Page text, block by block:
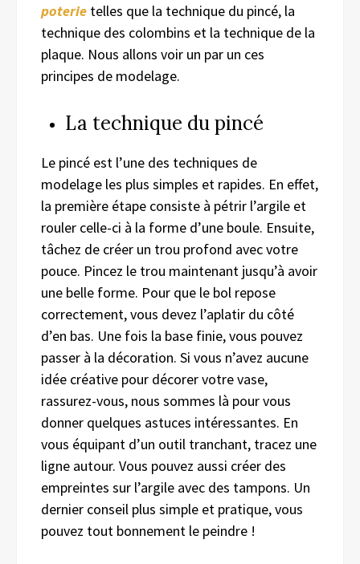
poterie telles que la technique du pincé, la
technique des colombins et la technique de la
plaque. Nous allons voir un par un ces
principes de modelage.
La technique du pincé
Le pincé est l’une des techniques de
modelage les plus simples et rapides. En effet,
la première étape consiste à pétrir l’argile et
rouler celle-ci à la forme d’une boule. Ensuite,
tâchez de créer un trou profond avec votre
pouce. Pincez le trou maintenant jusqu’à avoir
une belle forme. Pour que le bol repose
correctement, vous devez l’aplatir du côté
d’en bas. Une fois la base finie, vous pouvez
passer à la décoration. Si vous n’avez aucune
idée créative pour décorer votre vase,
rassurez-vous, nous sommes là pour vous
donner quelques astuces intéressantes. En
vous équipant d’un outil tranchant, tracez une
ligne autour. Vous pouvez aussi créer des
empreintes sur l’argile avec des tampons. Un
dernier conseil plus simple et pratique, vous
pouvez tout bonnement le peindre !